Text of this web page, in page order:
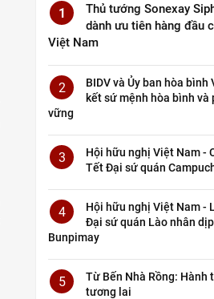
1
Thủ tướng Sonexay
dành ưu tiên hàng đầu
Việt Nam
2
BIDV và Ủy ban hòa bình
kết sứ mệnh hòa bình và
vững
3
Hội hữu nghị Việt Nam -
Tết Đại sứ quán
4
Hội hữu nghị Việt Nam -
Đại sứ quán Lào nhân
Bunpimay
5
Từ Bến Nhà Rồng: Hành
tương lai